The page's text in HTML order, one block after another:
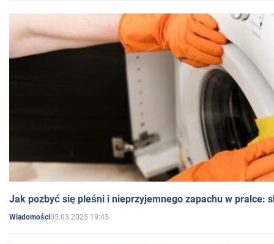
Jak pozbyć się pleśni i nieprzyjemnego zapachu w pralce:
Wiadomości05.03.2025 19:45